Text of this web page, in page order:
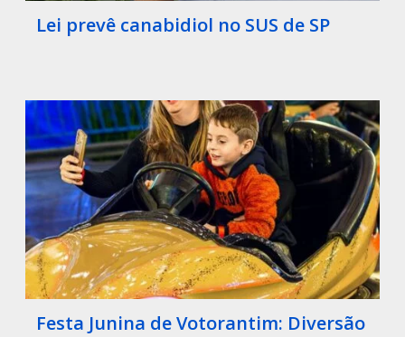
Lei prevê canabidiol no SUS de SP
Festa Junina de Votorantim: Diversão